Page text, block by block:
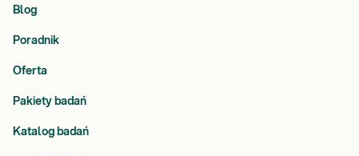
Blog
Poradnik
Oferta
Pakiety badań
Katalog badań